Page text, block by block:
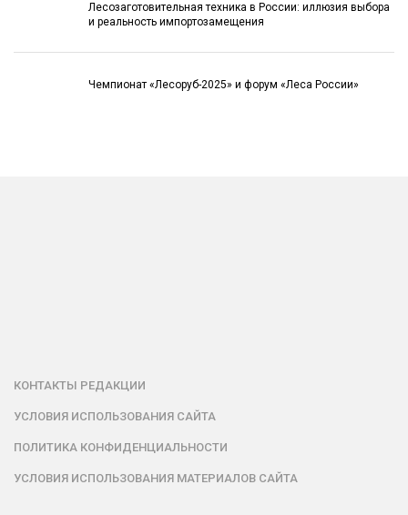
Лесозаготовительная техника в России: иллюзия выбора
и реальность импортозамещения
Чемпионат «Лесоруб-2025» и форум «Леса России»
КОНТАКТЫ РЕДАКЦИИ
УСЛОВИЯ ИСПОЛЬЗОВАНИЯ САЙТА
ПОЛИТИКА КОНФИДЕНЦИАЛЬНОСТИ
УСЛОВИЯ ИСПОЛЬЗОВАНИЯ МАТЕРИАЛОВ САЙТА